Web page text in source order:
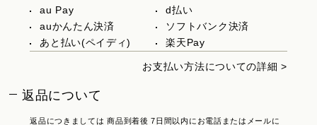
au Pay
d払い
auかんたん決済
ソフトバンク決済
あと払い(ペイディ)
楽天Pay
お支払い方法についての詳細 >
返品について
返品につきましては 商品到着後 7日間以内にお電話またはメールに